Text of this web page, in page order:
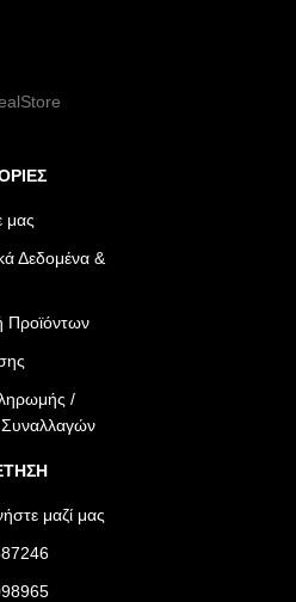
μας
Δεδομένα &
Προϊόντων
/
μαζί μας